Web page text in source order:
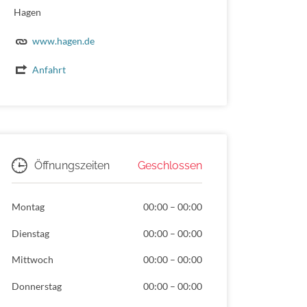
Hagen
www.hagen.de
Anfahrt
Öffnungszeiten Geschlossen
Montag 00:00 – 00:00
Dienstag 00:00 – 00:00
Mittwoch 00:00 – 00:00
Donnerstag 00:00 – 00:00